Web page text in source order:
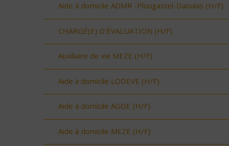
Aide à domicile ADMR -Plougastel-Daoulas (H/F)
CHARGÉ(E) D'ÉVALUATION (H/F)
Auxiliaire de vie MEZE (H/F)
Aide à domicile LODEVE (H/F)
Aide à domicile AGDE (H/F)
Aide à domicile MEZE (H/F)